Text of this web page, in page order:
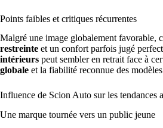
Points faibles et critiques récurrentes
Malgré une image globalement favorable,
restreinte et un confort parfois jugé
intérieurs peut sembler en retrait face à
globale et la fiabilité reconnue des
Influence de Scion Auto sur les tendances
Une marque tournée vers un public jeune